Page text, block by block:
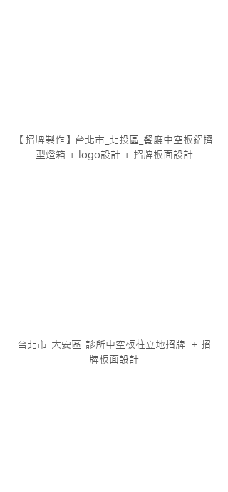
【招牌製作】台北市_北投區_餐廳中空板鋁擠
型燈箱 + logo設計 + 招牌板面設計
台北市_大安區_診所中空板柱立地招牌  + 招
牌板面設計